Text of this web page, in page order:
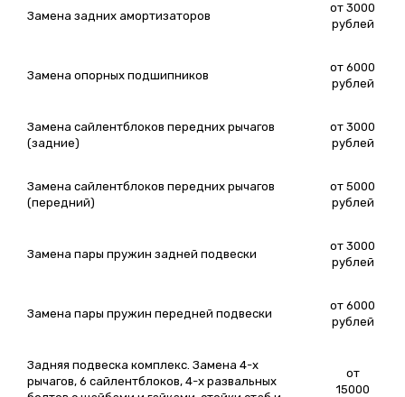
Замена задних амортизаторов
от 3000
рублей
Замена опорных подшипников
от 6000
рублей
Замена сайлентблоков передних рычагов
(задние)
от 3000
рублей
Замена сайлентблоков передних рычагов
(передний)
от 5000
рублей
Замена пары пружин задней подвески
от 3000
рублей
Замена пары пружин передней подвески
от 6000
рублей
Задняя подвеска комплекс. Замена 4-х
рычагов, 6 сайлентблоков, 4-х развальных
от
15000